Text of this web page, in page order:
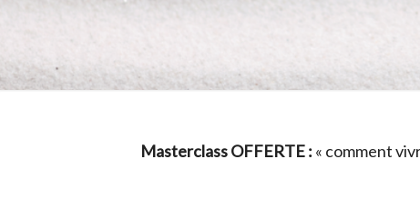
Masterclass OFFERTE : « comment